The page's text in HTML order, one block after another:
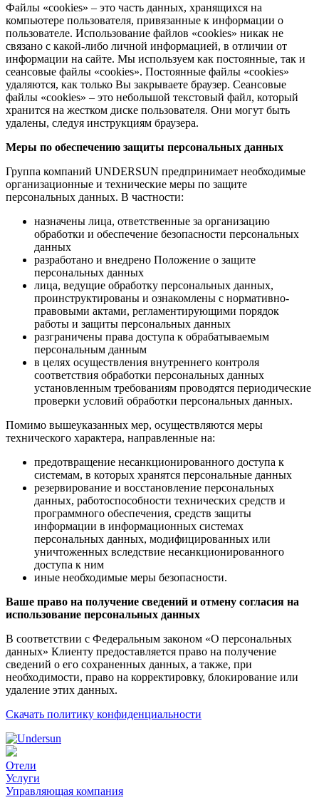
Файлы «cookies» – это часть данных, хранящихся на
компьютере пользователя, привязанные к информации о
пользователе. Использование файлов «сookies» никак не
связано с какой-либо личной информацией, в отличии от
информации на сайте. Мы используем как постоянные, так и
сеансовые файлы «cookies». Постоянные файлы «cookies»
удаляются, как только Вы закрываете браузер. Сеансовые
файлы «cookies» – это небольшой текстовый файл, который
хранится на жестком диске пользователя. Они могут быть
удалены, следуя инструкциям браузера.
Меры по обеспечению защиты персональных данных
Группа компаний UNDERSUN предпринимает необходимые
организационные и технические меры по защите
персональных данных. В частности:
назначены лица, ответственные за организацию
обработки и обеспечение безопасности персональных
данных
разработано и внедрено Положение о защите
персональных данных
лица, ведущие обработку персональных данных,
проинструктированы и ознакомлены с нормативно-
правовыми актами, регламентирующими порядок
работы и защиты персональных данных
разграничены права доступа к обрабатываемым
персональным данным
в целях осуществления внутреннего контроля
соответствия обработки персональных данных
установленным требованиям проводятся периодические
проверки условий обработки персональных данных.
Помимо вышеуказанных мер, осуществляются меры
технического характера, направленные на:
предотвращение несанкционированного доступа к
системам, в которых хранятся персональные данных
резервирование и восстановление персональных
данных, работоспособности технических средств и
программного обеспечения, средств защиты
информации в информационных системах
персональных данных, модифицированных или
уничтоженных вследствие несанкционированного
доступа к ним
иные необходимые меры безопасности.
Ваше право на получение сведений и отмену согласия на
использование персональных данных
В соответствии с Федеральным законом «О персональных
данных» Клиенту предоставляется право на получение
сведений о его сохраненных данных, а также, при
необходимости, право на корректировку, блокирование или
удаление этих данных.
Скачать политику конфиденциальности
Отели
Услуги
Управляющая компания